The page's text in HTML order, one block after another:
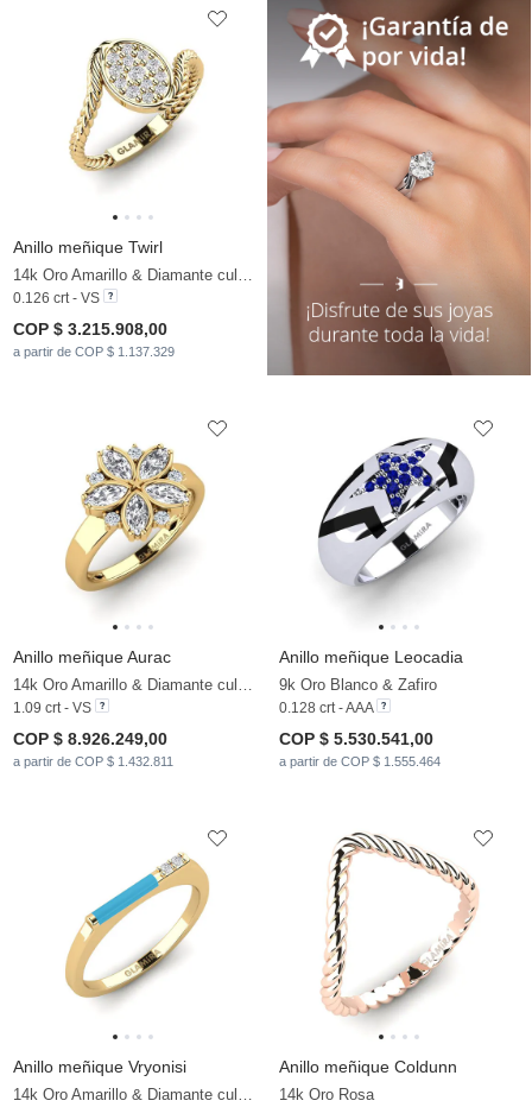
Anillo meñique Twirl
0.126 crt - VS
COP $ 3.215.908,00
a partir de COP $ 1.137.329
Anillo meñique Aurac
1.09 crt - VS
COP $ 8.926.249,00
a partir de COP $ 1.432.811
Anillo meñique Leocadia
9k Oro Blanco & Zafiro
0.128 crt - AAA
COP $ 5.530.541,00
a partir de COP $ 1.555.464
Anillo meñique Vryonisi Anillo meñique Coldunn
14k Oro Rosa